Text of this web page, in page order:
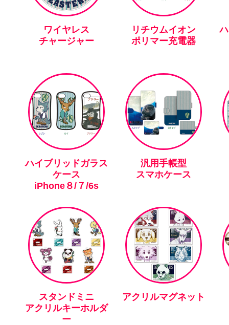
ワイヤレス
チャージャー
リチウムイオン
ポリマー充電器
ハイブリッドガラス
ケース
iPhone８/７/6s
汎用手帳型
スマホケース
スタンドミニ
アクリルキーホルダ
ー
アクリルマグネット